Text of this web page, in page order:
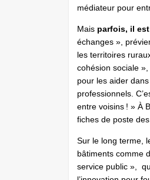
médiateur pour
Mais parfois, il
échanges »,
les territoires
cohésion sociale
pour les aider
professionnels.
entre voisins ! » À
fiches de poste
Sur le long terme,
bâtiments comme
service public »,